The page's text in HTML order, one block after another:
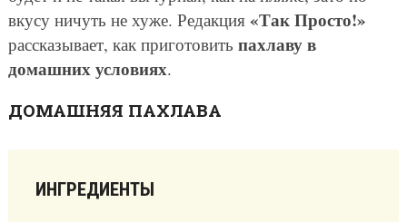
вкусу ничуть не хуже. Редакция «Так Просто!»
рассказывает, как приготовить пахлаву в
домашних условиях.
ДОМАШНЯЯ ПАХЛАВА
ИНГРЕДИЕНТЫ